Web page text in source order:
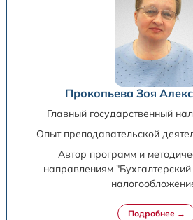
Прокопьева Зоя
Главный государственный
Опыт преподавательской
Автор программ и
направлениям